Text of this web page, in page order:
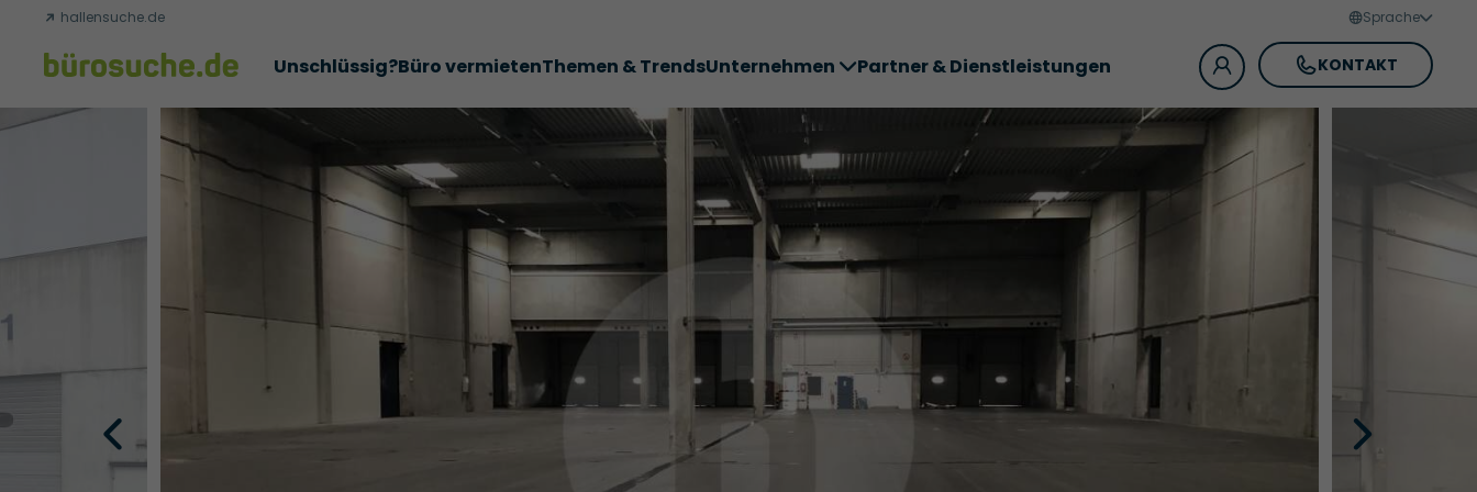
hallensuche.de Sprache
KONTAKT
Unschlüssig?Büro vermietenThemen & TrendsUnternehmen
Erfolgsgeschichten Abschlüsse Über unsBüromieter ABC
Partner & Dienstleistungen